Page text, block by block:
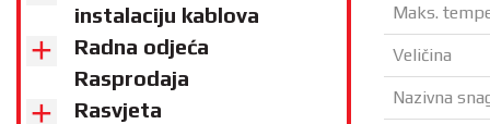
instalaciju kablova
Radna odjeća
Rasprodaja
Rasvjeta
Maks.
Veličina
Nazivna